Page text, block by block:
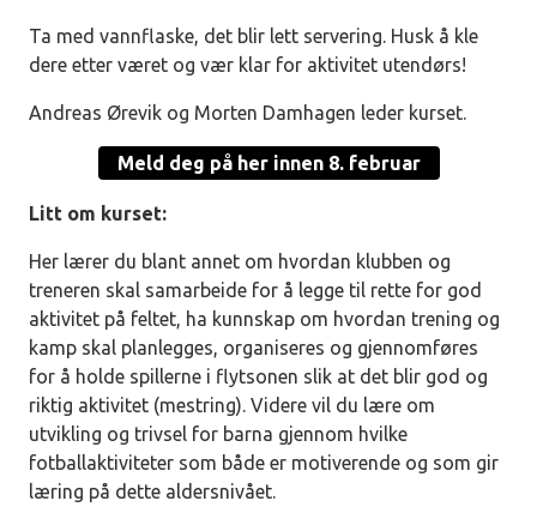
Ta med vannflaske, det blir lett servering. Husk å kle
dere etter været og vær klar for aktivitet utendørs!
Andreas Ørevik og Morten Damhagen leder kurset.
Meld deg på her innen 8. februar
Litt om kurset:
Her lærer du blant annet om hvordan klubben og
treneren skal samarbeide for å legge til rette for god
aktivitet på feltet, ha kunnskap om hvordan trening og
kamp skal planlegges, organiseres og gjennomføres
for å holde spillerne i flytsonen slik at det blir god og
riktig aktivitet (mestring). Videre vil du lære om
utvikling og trivsel for barna gjennom hvilke
fotballaktiviteter som både er motiverende og som gir
læring på dette aldersnivået.